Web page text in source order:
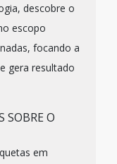
descobre o
escopo
focando a
gera resultado
SOBRE O
em